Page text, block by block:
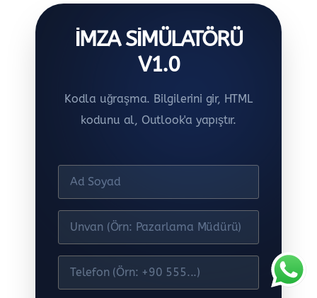
İMZA SIMÜLATÖRÜ
V1.0
Kodla uğraşma. Bilgilerini gir, HTML
kodunu al, Outlook'a yapıştır.